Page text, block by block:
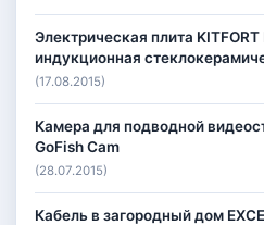
Электрическая плита
индукционная
(17.08.2015)
Камера для подводной
GoFish Cam
(28.07.2015)
Кабель в загородный дом